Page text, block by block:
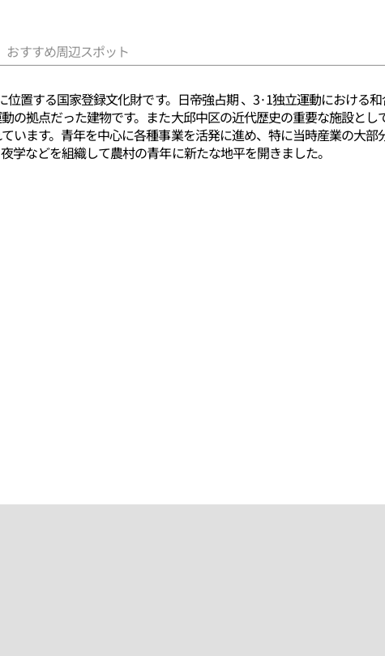
おすすめ周辺スポット
位置する国家登録文化財です。日帝強占期 、3·1独立運動における
の拠点だった建物です。また大邱中区の近代歴史の重要な施設と
います。青年を中心に各種事業を活発に進め、特に当時産業の大
学などを組織して農村の青年に新たな地平を開きました。